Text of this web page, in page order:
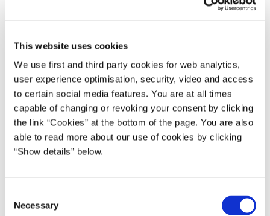
This website uses cookies
We use first and third party cookies for web analytics,
user experience optimisation, security, video and access
to certain social media features. You are at all times
capable of changing or revoking your consent by clicking
the link “Cookies” at the bottom of the page. You are also
able to read more about our use of cookies by clicking
“Show details” below.
Necessary
Som et led i indsatsen er der nedsat en arbejdsgruppe
med deltagelse af andre ministerier, fagforeninger og
organisationer, som har bidraget til at kvalificere
vejledningsmaterialet. Arbejdsgruppen skal også vurdere
mulighederne for en bedre forebyggende indsats, og
ministeren vil samtidigt se nærmere på, om der er behov at
ændre gældende regler og lovgivning. Som en anden del
trusler i skolen.